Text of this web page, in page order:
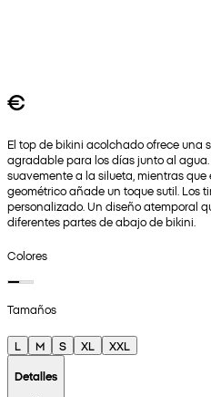
€
El top de bikini acolchado ofrece una
agradable para los días junto al
suavemente a la silueta, mientras
geométrico añade un toque sutil. Los
personalizado. Un diseño atemporal
diferentes partes de abajo de bikini.
Colores
Tamaños
L M S XL
XXL
Detalles